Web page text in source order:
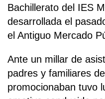
Bachillerato del IES
desarrollada el
el Antiguo Mercado
Ante un millar de
padres y familiares
promocionaban tuvo